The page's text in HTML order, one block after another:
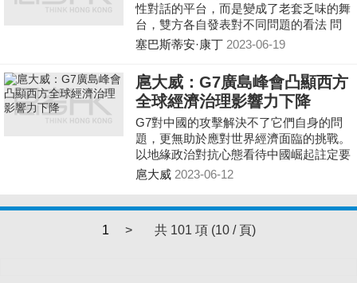
性對話的平台，而是變成了老套乏味的舞
台，雙方各自發表對不同問題的看法 問
題出現了：人權優先還是貿易優先？儘管
貿易優先於人權，對任何可能的人權侵犯
行為視而不見。
塞巴斯蒂安·康丁 2023-06-19
扈大威：G7廣島峰會凸顯西方
全球經濟治理影響力下降
G7對中國的攻擊解決不了它們自身的問
題，更無助於應對世界經濟面臨的挑戰。
以地緣政治對抗心態看待中國崛起註定要
失敗，因為這種對抗不符合大多數國際社
扈大威 2023-06-12
1 > 共 101 項 (10 / 頁)